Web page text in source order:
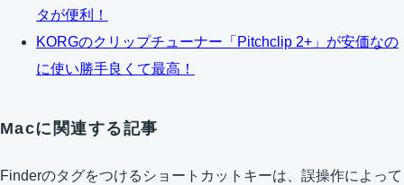
タが便利！
KORGのクリップチューナー「Pitchclip 2+」が安価なの
に使い勝手良くて最高！
Macに関連する記事
Finderのタグをつけるショートカットキーは、誤操作によって